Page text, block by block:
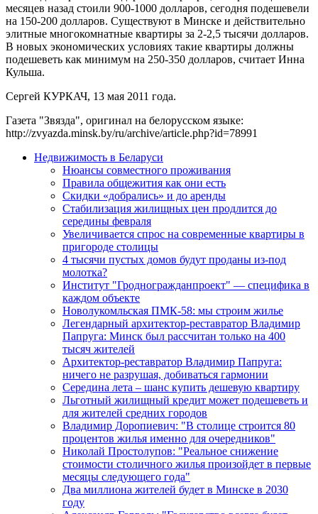
месяцев назад стоили 900-1000 долларов, сегодня подешевели
на 150-200 долларов. Существуют в Минске и действительно
элитные многокомнатные квартиры за 2-2,5 тысячи долларов.
В новых экономических условиях такие квартиры должны
подешеветь как минимум на 250-350 долларов, считает Инна
Кульша.
Сергей КУРКАЧ, 13 мая 2011 года.
Газета "Звязда", оригинал на белорусском языке:
http://zvyazda.minsk.by/ru/archive/article.php?id=78991
Недвижимость в Беларуси
Нюансы совместного проживания
Правила общежития как они есть
Скидки «добрались» и до аренды
Стабилизация жилищных цен продлится до
середины февраля
Увеличивается спрос на современные квартиры в
пригороде столицы
4 тысячи пустых домов будут проданы из-под
молотка?
Институт "Гродногражданпроект" — специфика в
каждом объекте
Новолукомльская ПМК-58: мы строим жилье
Легендарный архитектор-реставратор Владимир
Папруга: Минск был рассчитан только на 400
тысяч жителей
Архитектор-реставратор Владимир Папруга:
ничего не разрушая, добиваться гармонии
Середина лета – шанс купить дешевую квартиру
Льготный жилищный кредит может подешеветь и
для жителей средних городов
Владимир Доропиевич: "В столице строится 80
процентов жилья именно для очередников"
Николай Простолупов: "Реальное снижение
стоимости столичного жилья произойдет в первые
месяцы следующего года"
Два миллиона жителей будет в Минске в 2030
году